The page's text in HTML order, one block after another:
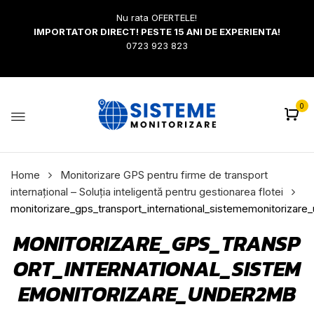
Nu rata OFERTELE!
IMPORTATOR DIRECT! PESTE 15 ANI DE EXPERIENTA!
0723 923 823
0
Home
Monitorizare GPS pentru firme de transport
internațional – Soluția inteligentă pentru gestionarea flotei
MONITORIZARE_GPS_TRANSP
ORT_INTERNATIONAL_SISTEM
EMONITORIZARE_UNDER2MB